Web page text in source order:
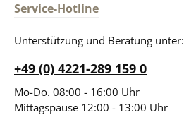
Service-Hotline
Unterstützung und Beratung unter:
+49 (0) 4221-289 159 0
Mo-Do. 08:00 - 16:00 Uhr
Mittagspause 12:00 - 13:00 Uhr